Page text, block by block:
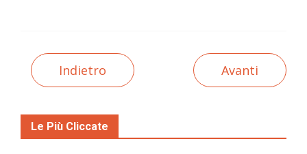
Indietro Avanti
Le Più Cliccate